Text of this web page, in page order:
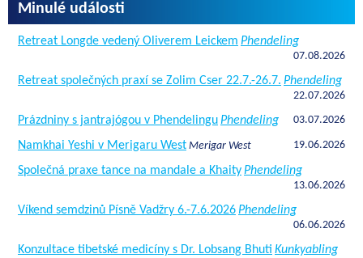
Minulé události
Retreat Longde vedený Oliverem Leickem Phendeling
07.08.2026
Retreat společných praxí se Zolim Cser 22.7.-26.7. Phendeling
22.07.2026
Prázdniny s jantrajógou v PhendelinguPhendeling 03.07.2026
Namkhai Yeshi v Merigaru West Merigar West 19.06.2026
Společná praxe tance na mandale a KhaityPhendeling
13.06.2026
Víkend semdzinů Písně Vadžry 6.-7.6.2026Phendeling
06.06.2026
Konzultace tibetské medicíny s Dr. Lobsang Bhuti Kunkyabling